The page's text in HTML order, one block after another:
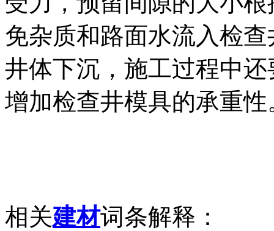
免杂质和路面水流入检
井体下沉，施工过程中
增加检查井模具的承重性
相关建材词条解释：